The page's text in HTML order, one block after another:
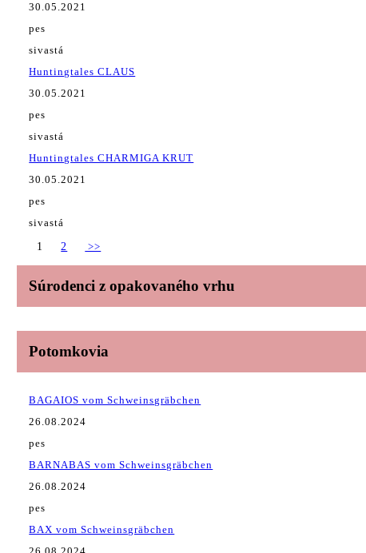
30.05.2021
pes
sivastá
Huntingtales CLAUS
30.05.2021
pes
sivastá
Huntingtales CHARMIGA KRUT
30.05.2021
pes
sivastá
1
2 >>
Súrodenci z opakovaného vrhu
Potomkovia
BAGAIOS vom Schweinsgräbchen
26.08.2024
pes
BARNABAS vom Schweinsgräbchen
26.08.2024
pes
BAX vom Schweinsgräbchen